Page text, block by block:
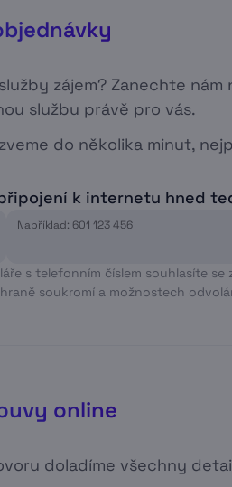
zájem? Zanechte
službu právě pro vás.
do několika minut,
k internetu hned
Například: 601 123 456
s telefonním číslem souhlasíte
soukromí a možnostech
online
doladíme všechny